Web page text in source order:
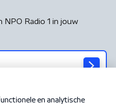
Radio 1 in jouw